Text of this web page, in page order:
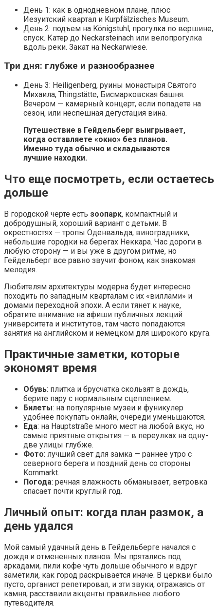
День 1: как в однодневном плане, плюс
Иезуитский квартал и Kurpfälzisches Museum.
День 2: подъем на Königstuhl, прогулка по вершине,
спуск. Катер до Neckarsteinach или велопрогулка
вдоль реки. Закат на Neckarwiese.
Три дня: глубже и разнообразнее
День 3: Heiligenberg, руины монастыря Святого
Михаила, Thingstätte, Бисмарковская башня.
Вечером — камерный концерт, если попадете на
сезон, или неспешная дегустация вина.
Путешествие в Гейдельберг выигрывает,
когда оставляете «окно» без планов.
Именно туда обычно и складываются
лучшие находки.
Что еще посмотреть, если остаетесь
дольше
В городской черте есть зоопарк, компактный и
добродушный, хороший вариант с детьми. В
окрестностях — тропы Оденвальда, виноградники,
небольшие городки на берегах Неккара. Час дороги в
любую сторону — и вы уже в другом ритме, но
Гейдельберг все равно звучит фоном, как знакомая
мелодия.
Любителям архитектуры модерна будет интересно
походить по западным кварталам с их «виллами» и
домами переходной эпохи. А если тянет к науке,
обратите внимание на афиши публичных лекций
университета и институтов, там часто попадаются
занятия на английском и немецком для широкого круга.
Практичные заметки, которые
экономят время
Обувь: плитка и брусчатка скользят в дождь,
берите пару с нормальным сцеплением.
Билеты: на популярные музеи и фуникулер
удобнее покупать онлайн, очереди уменьшаются.
Еда: на Hauptstraße много мест на любой вкус, но
самые приятные открытия — в переулках на одну-
две улицы глубже.
Фото: лучший свет для замка — раннее утро с
северного берега и поздний день со стороны
Kornmarkt.
Погода: речная влажность обманывает, ветровка
спасает почти круглый год.
Личный опыт: когда план размок, а
день удался
Мой самый удачный день в Гейдельберге начался с
дождя и отмененных планов. Мы прятались под
аркадами, пили кофе чуть дольше обычного и вдруг
заметили, как город раскрывается иначе. В церкви было
пусто, органист репетировал, и эти звуки, отражаясь от
камня, расставили акценты правильнее любого
путеводителя.